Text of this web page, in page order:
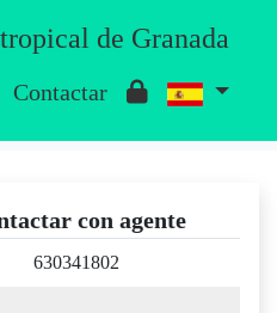
de Granada
Contactar
con agente
630341802